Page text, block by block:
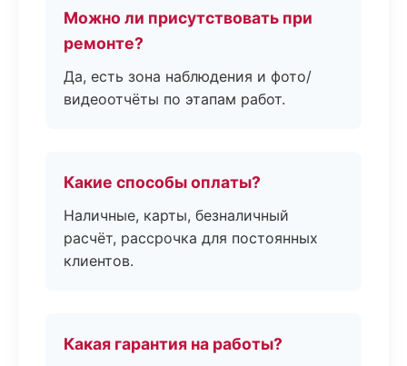
Можно ли присутствовать при
ремонте?
Да, есть зона наблюдения и фото/
видеоотчёты по этапам работ.
Какие способы оплаты?
Наличные, карты, безналичный
расчёт, рассрочка для постоянных
клиентов.
Какая гарантия на работы?